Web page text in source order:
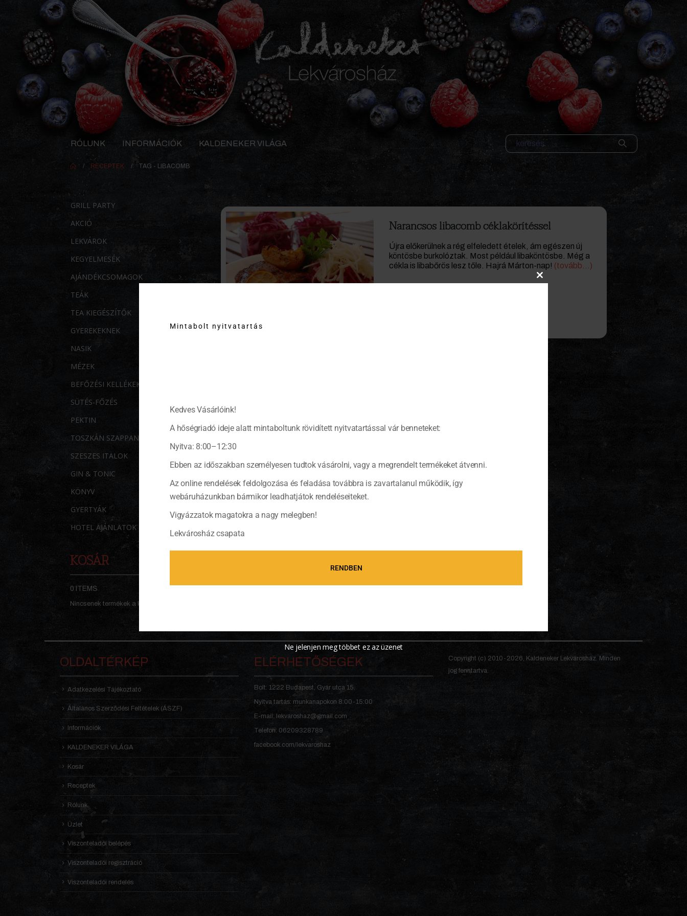
RÓLUNK INFORMÁCIÓK KALDENEKER VILÁGA
RECEPTEK TAG - LIBACOMB
Narancsos libacomb céklakörítéssel
Újra előkerülnek a rég elfeledett ételek, ám egészen új
köntösbe burkolóztak. Most például libaköntösbe. Még a
cékla is libabőrös lesz tőle. Hajrá Márton-nap! (tovább…)
GRILL PARTY
AKCIÓ
LEKVÁROK
KEGYELMESÉK
AJÁNDÉKCSOMAGOK
TEÁK
TEA KIEGÉSZÍTŐK
GYEREKEKNEK
NASIK
MÉZEK
BEFŐZÉSI KELLÉKEK
SÜTÉS-FŐZÉS
PEKTIN
TOSZKÁN SZAPPANOK
SZESZES ITALOK
GIN & TONIC
KÖNYV
GYERTYÁK
HOTEL AJÁNLATOK
KOSÁR
0 ITEMS
Nincsenek termékek a kosárban.
OLDALTÉRKÉP
Adatkezelési Tájékoztató
Általános Szerződési Feltételek (ÁSZF)
Információk
KALDENEKER VILÁGA
Kosár
Receptek
Rólunk
Üzlet
Viszonteladói belépés
Viszonteladói regisztráció
Viszonteladói rendelés
ELÉRHETŐSÉGEK
Bolt: 1222 Budapest, Gyár utca 15.
Nyitva tartás: munkanapokon 8:00-15:00
E-mail: lekvaroshaz@gmail.com
Telefon: 06209328789
facebook.com/lekvaroshaz
Copyright (c) 2010-2026, Kaldeneker Lekvárosház. Minden
jog fenntartva.
Close
Mintabolt nyitvatartás
Kedves Vásárlóink!
A hőségriadó ideje alatt mintaboltunk rövidített nyitvatartással vár benneteket:
Nyitva: 8:00–12:30
Ebben az időszakban személyesen tudtok vásárolni, vagy a megrendelt termékeket átvenni.
Az online rendelések feldolgozása és feladása továbbra is zavartalanul működik, így
webáruházunkban bármikor leadhatjátok rendeléseiteket.
Vigyázzatok magatokra a nagy melegben!
Lekvárosház csapata
RENDBEN
Ne jelenjen meg többet ez az üzenet